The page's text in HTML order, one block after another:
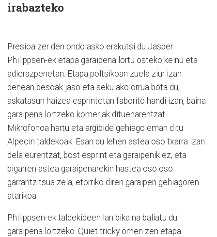
irabazteko
Presioa zer den ondo asko erakutsi du Jasper
Philippsen-ek etapa garaipena lortu osteko keinu eta
adierazpenetan. Etapa poltsikoan zuela ziur izan
denean besoak jaso eta sekulako orrua bota du;
askatasun haizea esprintetan faborito handi izan, baina
garaipena lortzeko komeriak dituenarentzat.
Mikrofonoa hartu eta argibide gehiago eman ditu
Alpecin taldekoak. Esan du lehen astea oso txarra izan
dela eurentzat, bost esprint eta garaipenik ez, eta
bigarren astea garaipenarekin hastea oso oso
garrantzitsua zela; etorriko diren garaipen gehiagoren
atarikoa.
Philippsen-ek taldekideen lan bikaina baliatu du
garaipena lortzeko. Quiet tricky omen zen etapa